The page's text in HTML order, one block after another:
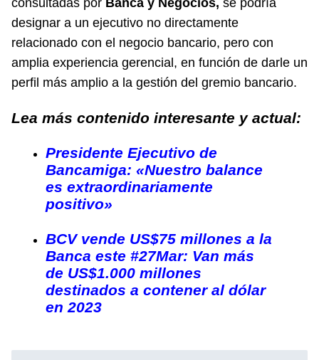
consultadas por Banca y Negocios, se podría
designar a un ejecutivo no directamente
relacionado con el negocio bancario, pero con
amplia experiencia gerencial, en función de darle un
perfil más amplio a la gestión del gremio bancario.
Lea más contenido interesante y actual:
Presidente Ejecutivo de
Bancamiga: «Nuestro balance
es extraordinariamente
positivo»
BCV vende US$75 millones a la
Banca este #27Mar: Van más
de US$1.000 millones
destinados a contener al dólar
en 2023